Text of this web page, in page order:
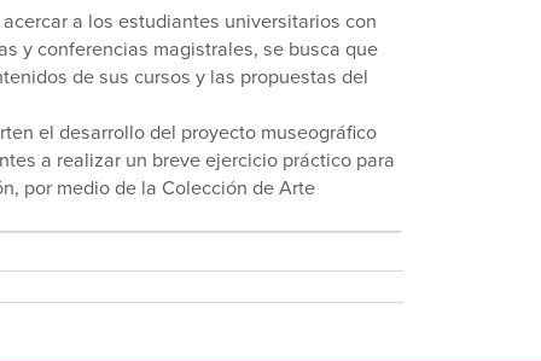
a los estudiantes universitarios con
y conferencias magistrales, se busca que
de sus cursos y las propuestas del
el desarrollo del proyecto museográfico
a realizar un breve ejercicio práctico para
por medio de la Colección de Arte